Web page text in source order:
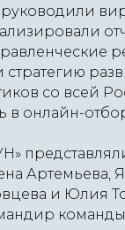
стратегию
со всей
в онлайн-
Артемьева,
и Юлия